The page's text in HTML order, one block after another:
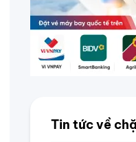
Tin tức về